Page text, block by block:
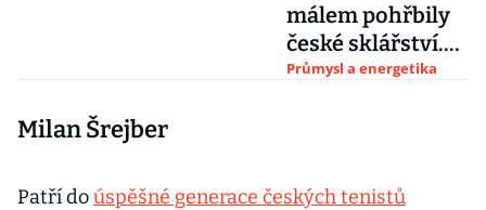
málem pohřbily
české sklářství.
Nyní ho ničí
Průmysl a energetika
Milan Šrejber
Patří doúspěšné generace českých tenistů